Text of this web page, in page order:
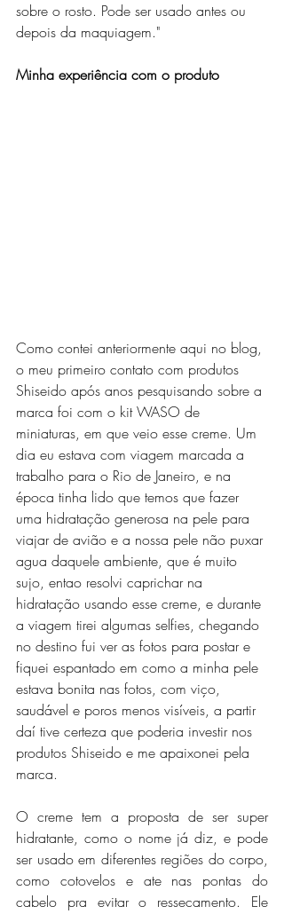
sobre o rosto. Pode ser usado antes ou
depois da maquiagem."
Minha experiência com o produto
Como contei anteriormente aqui no blog,
o meu primeiro contato com produtos
Shiseido após anos pesquisando sobre a
marca foi com o kit WASO de
miniaturas, em que veio esse creme. Um
dia eu estava com viagem marcada a
trabalho para o Rio de Janeiro, e na
época tinha lido que temos que fazer
uma hidratação generosa na pele para
viajar de avião e a nossa pele não puxar
agua daquele ambiente, que é muito
sujo, entao resolvi caprichar na
hidratação usando esse creme, e durante
a viagem tirei algumas selfies, chegando
no destino fui ver as fotos para postar e
fiquei espantado em como a minha pele
estava bonita nas fotos, com viço,
saudável e poros menos visíveis, a partir
daí tive certeza que poderia investir nos
produtos Shiseido e me apaixonei pela
marca.
O creme tem a proposta de ser super
hidratante, como o nome já diz, e pode
ser usado em diferentes regiões do corpo,
como cotovelos e ate nas pontas do
cabelo pra evitar o ressecamento. Ele